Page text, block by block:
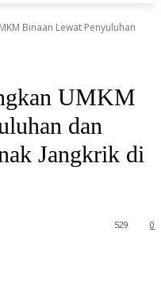
Binaan Lewat Penyuluhan
UMKM
dan
Jangkrik di
0
529